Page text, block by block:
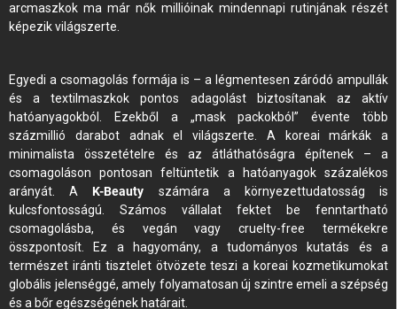
arcmaszkok ma már nők millióinak mindennapi rutinjának részét
képezik világszerte.
Egyedi a csomagolás formája is – a légmentesen záródó ampullák
és a textilmaszkok pontos adagolást biztosítanak az aktív
hatóanyagokból. Ezekből a „mask packokból” évente több
százmillió darabot adnak el világszerte. A koreai márkák a
minimalista összetételre és az átláthatóságra építenek – a
csomagoláson pontosan feltüntetik a hatóanyagok százalékos
arányát. A K-Beauty számára a környezettudatosság is
kulcsfontosságú. Számos vállalat fektet be fenntartható
csomagolásba, és vegán vagy cruelty-free termékekre
összpontosít. Ez a hagyomány, a tudományos kutatás és a
természet iránti tisztelet ötvözete teszi a koreai kozmetikumokat
globális jelenséggé, amely folyamatosan új szintre emeli a szépség
és a bőr egészségének határait.